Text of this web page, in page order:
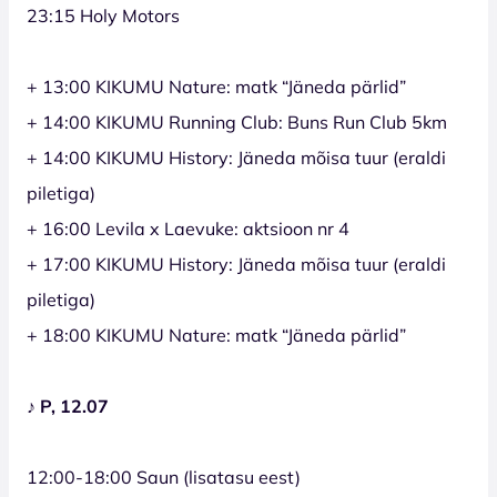
23:15 Holy Motors
+ 13:00 KIKUMU Nature: matk “Jäneda pärlid”
+ 14:00 KIKUMU Running Club: Buns Run Club 5km
+ 14:00 KIKUMU History: Jäneda mõisa tuur (eraldi
piletiga)
+ 16:00 Levila x Laevuke: aktsioon nr 4
+ 17:00 KIKUMU History: Jäneda mõisa tuur (eraldi
piletiga)
+ 18:00 KIKUMU Nature: matk “Jäneda pärlid”
♪ P, 12.07
12:00-18:00 Saun (lisatasu eest)